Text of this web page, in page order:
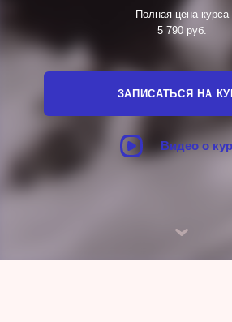
Полная цена курса
5 790 руб.
ЗАПИСАТЬСЯ НА
Видео о